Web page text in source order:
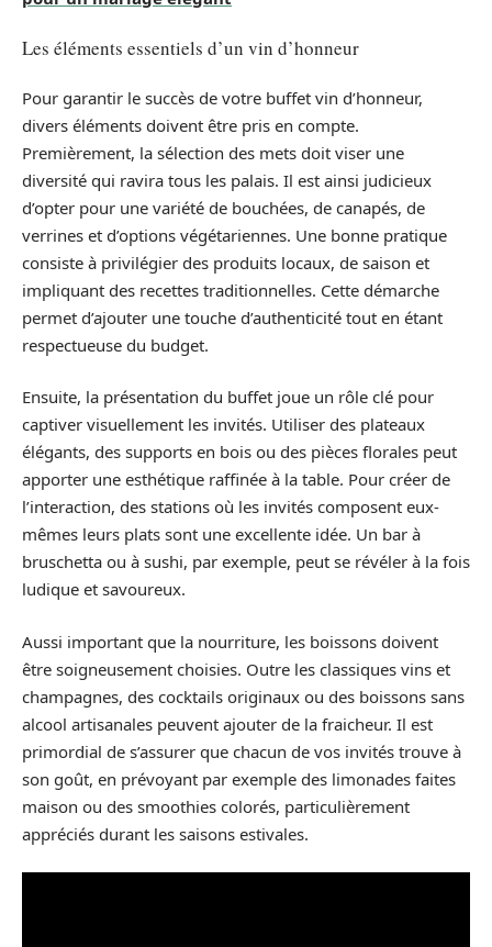
Les éléments essentiels d’un vin d’honneur
Pour garantir le succès de votre buffet vin d’honneur,
divers éléments doivent être pris en compte.
Premièrement, la sélection des mets doit viser une
diversité qui ravira tous les palais. Il est ainsi judicieux
d’opter pour une variété de bouchées, de canapés, de
verrines et d’options végétariennes. Une bonne pratique
consiste à privilégier des produits locaux, de saison et
impliquant des recettes traditionnelles. Cette démarche
permet d’ajouter une touche d’authenticité tout en étant
respectueuse du budget.
Ensuite, la présentation du buffet joue un rôle clé pour
captiver visuellement les invités. Utiliser des plateaux
élégants, des supports en bois ou des pièces florales peut
apporter une esthétique raffinée à la table. Pour créer de
l’interaction, des stations où les invités composent eux-
mêmes leurs plats sont une excellente idée. Un bar à
bruschetta ou à sushi, par exemple, peut se révéler à la fois
ludique et savoureux.
Aussi important que la nourriture, les boissons doivent
être soigneusement choisies. Outre les classiques vins et
champagnes, des cocktails originaux ou des boissons sans
alcool artisanales peuvent ajouter de la fraicheur. Il est
primordial de s’assurer que chacun de vos invités trouve à
son goût, en prévoyant par exemple des limonades faites
maison ou des smoothies colorés, particulièrement
appréciés durant les saisons estivales.